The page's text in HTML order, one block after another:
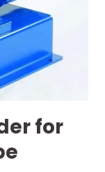
for